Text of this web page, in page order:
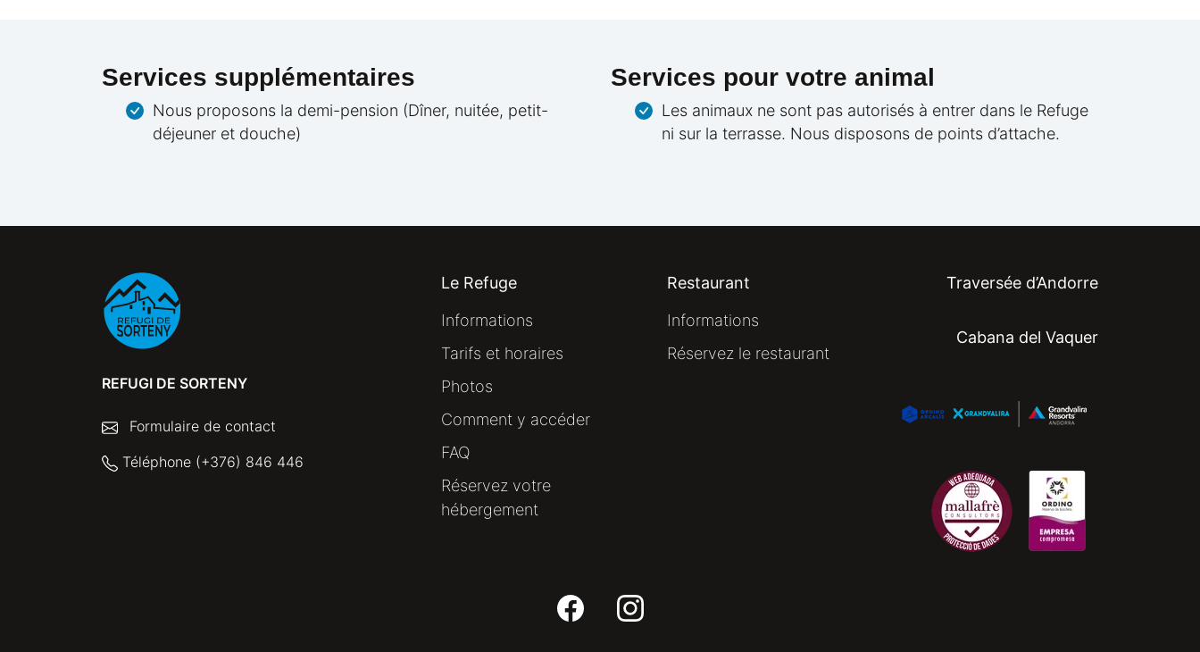
Services supplémentaires
Nous proposons la demi-pension (Dîner, nuitée, petit-
déjeuner et douche)
Services pour votre animal
Les animaux ne sont pas autorisés à entrer dans le Refuge
ni sur la terrasse. Nous disposons de points d’attache.
REFUGI DE SORTENY
Formulaire de contact
Téléphone (+376) 846 446
Le Refuge
Informations
Tarifs et horaires
Photos
Comment y accéder
FAQ
Réservez votre
hébergement
Restaurant
Informations
Réservez le restaurant
Traversée d’Andorre
Cabana del Vaquer